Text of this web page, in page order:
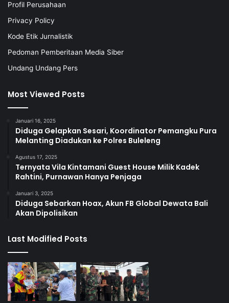
Profil Perusahaan
Privacy Policy
Kode Etik Jurnalistik
Pedoman Pemberitaan Media Siber
Undang Undang Pers
Most Viewed Posts
Januari 16, 2025
Diduga Gelapkan Sesari, Koordinator Pemangku Pura
Melanting Diadukan ke Polres Buleleng
Agustus 17, 2025
Ternyata Vila Kintamani Guest House Milik Kadek
Rahtini, Purnawan Hanya Penjaga
Januari 3, 2025
Diduga Sebarkan Hoax, Akun FB Global Dewata Bali
Akan Dipolisikan
Last Modified Posts